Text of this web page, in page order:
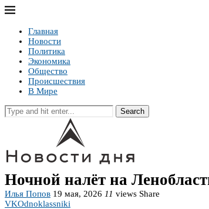
Главная
Новости
Политика
Экономика
Общество
Происшествия
В Мире
Search
Ночной налёт на
Илья Попов 19 мая, 2026 11 views Share
VKOdnoklassniki